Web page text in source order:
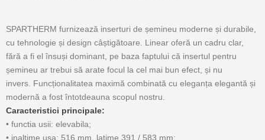
SPARTHERM furnizează inserturi de șemineu moderne și durabile,
cu tehnologie și design câștigătoare. Linear oferă un cadru clar,
fără a fi el însuși dominant, pe baza faptului că insertul pentru
șemineu ar trebui să arate focul la cel mai bun efect, și nu
invers. Funcționalitatea maximă combinată cu eleganța elegantă și
modernă a fost întotdeauna scopul nostru.
Caracteristici principale:
• functia usii: elevabila;
• inaltime usa: 516 mm, latime 391 / 583 mm;